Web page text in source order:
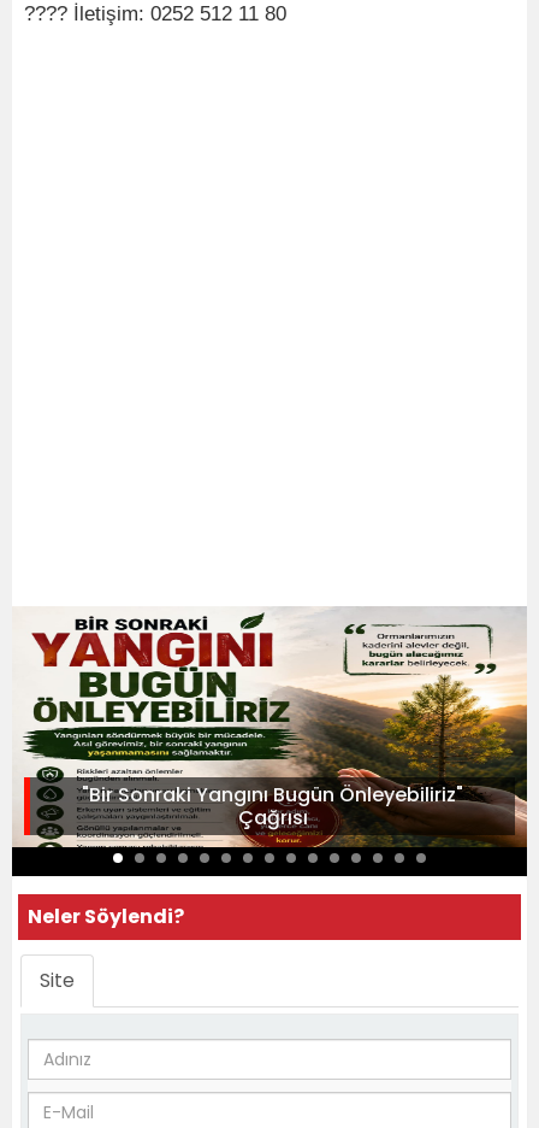
???? İletişim: 0252 512 11 80
"Bir Sonraki Yangını Bugün Önleyebiliriz"
Çağrısı
Neler Söylendi?
Site